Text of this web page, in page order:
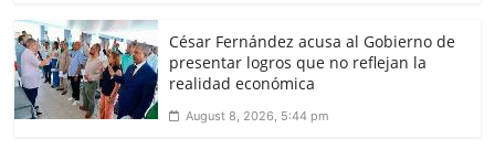
César Fernández acusa al Gobierno de
presentar logros que no reflejan la
realidad económica
August 8, 2026, 5:44 pm